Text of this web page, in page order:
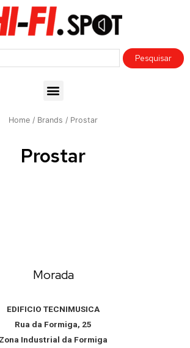
Home / Brands / Prostar
Prostar
Morada
EDIFICIO TECNIMUSICA
Rua da Formiga, 25
Zona Industrial da Formiga